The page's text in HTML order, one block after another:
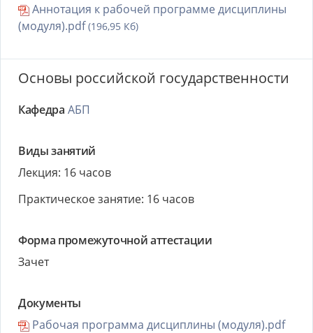
Аннотация к рабочей программе дисциплины
(модуля).pdf(196,95 Кб)
Основы российской государственности
Кафедра АБП
Виды занятий
Лекция: 16 часов
Практическое занятие: 16 часов
Форма промежуточной аттестации
Зачет
Документы
Рабочая программа дисциплины (модуля).pdf